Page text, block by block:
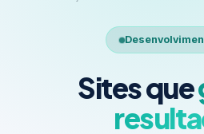
Sites que